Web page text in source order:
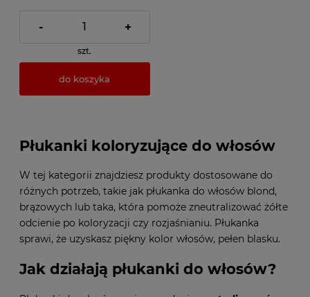
- +
szt.
do koszyka
Płukanki koloryzujące do włosów
W tej kategorii znajdziesz produkty dostosowane do
różnych potrzeb, takie jak płukanka do włosów blond,
brązowych lub taka, która pomoże zneutralizować żółte
odcienie po koloryzacji czy rozjaśnianiu. Płukanka
sprawi, że uzyskasz piękny kolor włosów, pełen blasku.
Jak działają płukanki do włosów?